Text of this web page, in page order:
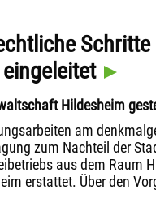
Hildesheim
am
zum Nachteil der
aus dem Raum
erstattet. Über den